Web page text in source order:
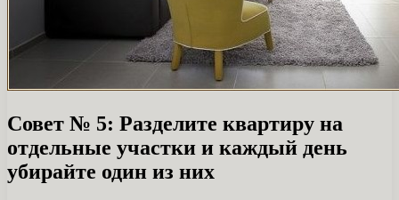
Совет № 5: Разделите квартиру на
отдельные участки и каждый день
убирайте один из них